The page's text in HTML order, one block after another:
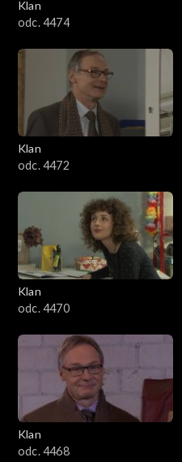
Klan
odc. 4474
Klan
odc. 4472
Klan
odc. 4470
Klan
odc. 4468